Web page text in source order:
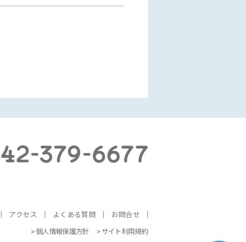
アクセス よくある質問 お問合せ
個人情報保護方針 サイト利用規約